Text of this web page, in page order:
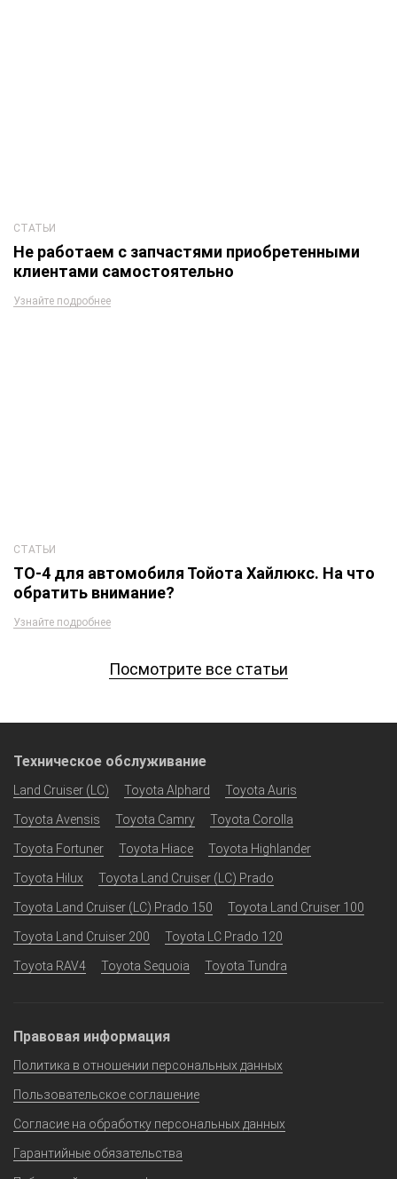
СТАТЬИ
Не работаем с запчастями приобретенными
клиентами самостоятельно
Узнайте подробнее
СТАТЬИ
ТО-4 для автомобиля Тойота Хайлюкс. На что
обратить внимание?
Узнайте подробнее
Посмотрите все статьи
Техническое обслуживание
Land Cruiser (LC) Toyota Alphard Toyota Auris
Toyota Avensis Toyota Camry Toyota Corolla
Toyota Fortuner Toyota Hiace Toyota Highlander
Toyota Hilux Toyota Land Cruiser (LC) Prado
Toyota Land Cruiser (LC) Prado 150 Toyota Land Cruiser 100
Toyota Land Cruiser 200 Toyota LC Prado 120
Toyota RAV4 Toyota Sequoia Toyota Tundra
Правовая информация
Политика в отношении персональных данных
Пользовательское соглашение
Согласие на обработку персональных данных
Гарантийные обязательства